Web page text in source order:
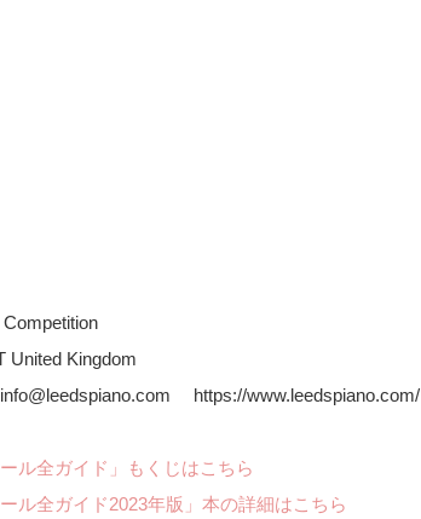
United Kingdom
https://www.leedspiano.com/
ル全ガイド」もくじはこちら
ル全ガイド2023年版」本の詳細はこちら